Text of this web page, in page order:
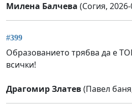
Милена Балчева (Согия,
#399
Образованието трябва да е
всички!
Драгомир Златев(Павел